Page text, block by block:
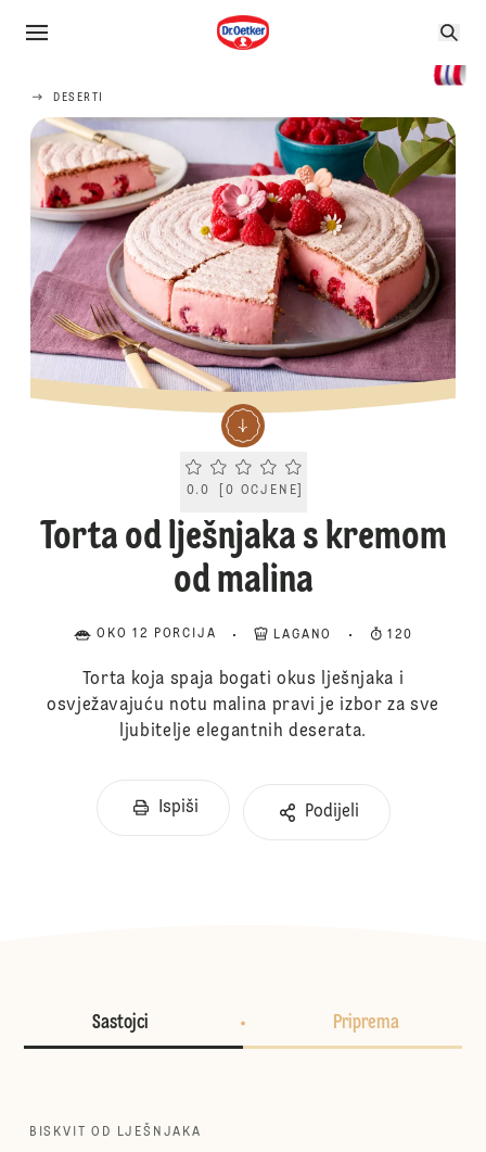
DESERTI
Current rating 0.0. Click to rate.
0.0 0 OCJENE
Torta od lješnjaka s kremom
od malina
OKO 12 PORCIJA LAGANO 120
Torta koja spaja bogati okus lješnjaka i
osvježavajuću notu malina pravi je izbor za sve
ljubitelje elegantnih deserata.
Ispiši Podijeli
Sastojci Priprema
BISKVIT OD LJEŠNJAKA